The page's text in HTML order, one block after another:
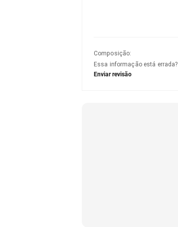
Composição:
Essa informação está errada?
Enviar revisão